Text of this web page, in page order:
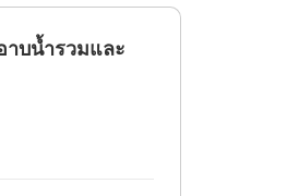
าบน้ำรวมและ